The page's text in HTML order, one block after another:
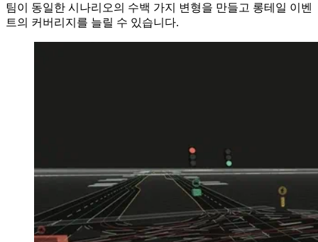
팀이 동일한 시나리오의 수백 가지 변형을 만들고 롱테일 이벤
트의 커버리지를 늘릴 수 있습니다.